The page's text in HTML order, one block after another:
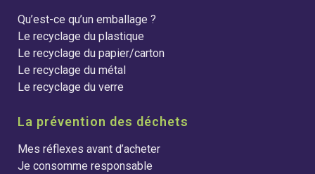
Qu’est-ce qu’un emballage ?
Le recyclage du plastique
Le recyclage du papier/carton
Le recyclage du métal
Le recyclage du verre
La prévention des déchets
Mes réflexes avant d’acheter
Je consomme responsable